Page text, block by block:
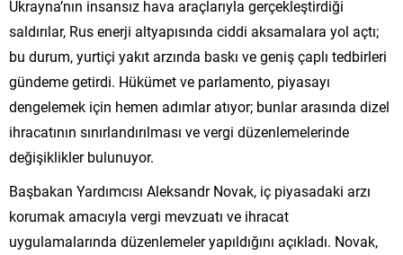
Ukrayna’nın insansız hava araçlarıyla gerçekleştirdiği
saldırılar, Rus enerji altyapısında ciddi aksamalara yol açtı;
bu durum, yurtiçi yakıt arzında baskı ve geniş çaplı tedbirleri
gündeme getirdi. Hükümet ve parlamento, piyasayı
dengelemek için hemen adımlar atıyor; bunlar arasında dizel
ihracatının sınırlandırılması ve vergi düzenlemelerinde
değişiklikler bulunuyor.
Başbakan Yardımcısı Aleksandr Novak, iç piyasadaki arzı
korumak amacıyla vergi mevzuatı ve ihracat
uygulamalarında düzenlemeler yapıldığını açıkladı. Novak,